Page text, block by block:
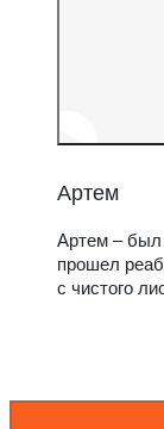
Артем
Артем – был
прошел
с чистого